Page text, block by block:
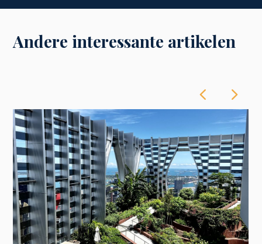
Andere interessante artikelen